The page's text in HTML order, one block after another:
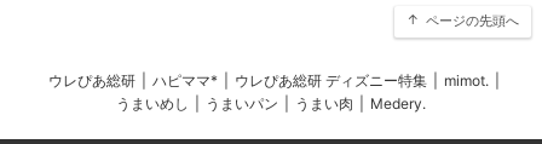
ページの先頭へ
ウレぴあ総研 ハピママ* ウレぴあ総研 ディズニー特集 mimot.
うまいめし
うまいパン うまい肉 Medery.